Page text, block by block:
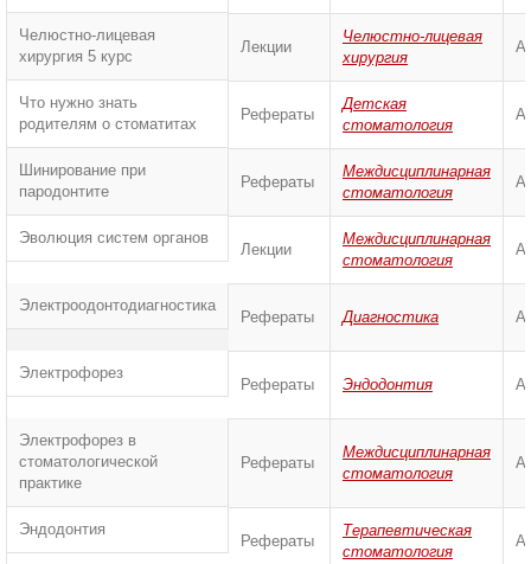
Челюстно-лицевая
хирургия 5 курс
Лекции
Челюстно-лицевая
хирургия
Что нужно знать
родителям о стоматитах
Рефераты
Детская
стоматология
Шинирование при
пародонтите
Рефераты
Междисциплинарная
стоматология
Эволюция систем органов
Лекции
Междисциплинарная
стоматология
Электроодонтодиагностика
Рефераты Диагностика
Электрофорез
Рефераты Эндодонтия
Электрофорез в
стоматологической
практике
Рефераты
Междисциплинарная
стоматология
Эндодонтия
Рефераты
Терапевтическая
стоматология